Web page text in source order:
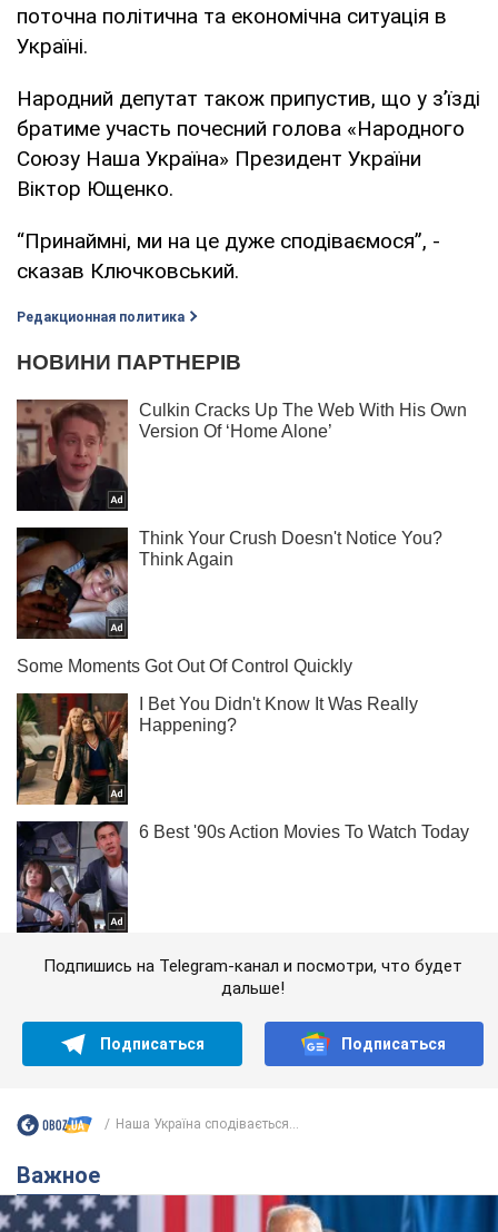
поточна політична та економічна ситуація в
Україні.
Народний депутат також припустив, що у з’їзді
братиме участь почесний голова «Народного
Союзу Наша Україна» Президент України
Віктор Ющенко.
“Принаймні, ми на це дуже сподіваємося”, -
сказав Ключковський.
Редакционная политика
Подпишись на Telegram-канал и посмотри, что будет
дальше!
Подписаться Подписаться
Наша Україна сподівається...
Важное